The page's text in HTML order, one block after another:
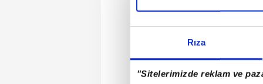
Rıza
"Sitelerimizde reklam ve